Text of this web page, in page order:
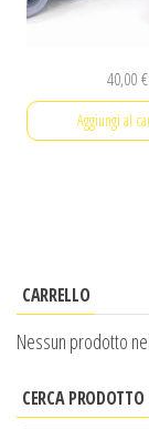
40,00€
Aggiungi al
CARRELLO
Nessun prodotto
CERCA PRODOTTO